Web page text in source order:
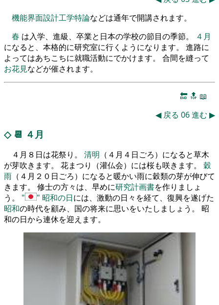
機能界面設計工学特論などは通年で開講されます。
春 は入学、進級、卒業と日本の学校の節目の季節。
４月
になると、本格的に研究室に行くようになります。 進路に
よってはあちこちに就職活動にでかけます。 合間を縫って
お花見などが催されます。
🔚 🔝 📖
◀ 戻る 06進む ▶
◇ 📆 ４月
４月８日は花祭り。 清明 （４月４日ごろ）になると草木
が芽吹きます。 花まつり（灌仏会）には桜も咲きます。 穀
雨 （４月２０日ごろ）になると暖かい雨に穀類の芽が伸びて
きます。 修士の方々は、早めに研究計画書を作りましょ
う。
昭和の日には、激動の日々を経て、復興を遂げた
昭和の時代を顧み、国の将来に思いをいたしましょう。 昭
和の日から連休を迎えます。